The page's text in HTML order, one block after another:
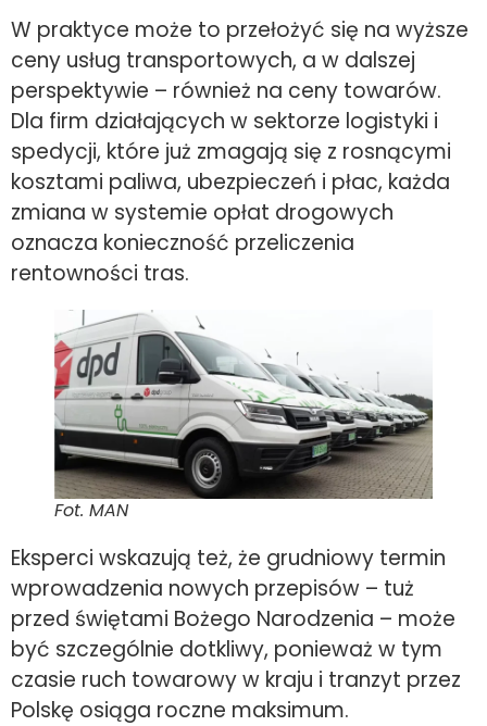
W praktyce może to przełożyć się na wyższe
ceny usług transportowych, a w dalszej
perspektywie – również na ceny towarów.
Dla firm działających w sektorze logistyki i
spedycji, które już zmagają się z rosnącymi
kosztami paliwa, ubezpieczeń i płac, każda
zmiana w systemie opłat drogowych
oznacza konieczność przeliczenia
rentowności tras.
Fot. MAN
Eksperci wskazują też, że grudniowy termin
wprowadzenia nowych przepisów – tuż
przed świętami Bożego Narodzenia – może
być szczególnie dotkliwy, ponieważ w tym
czasie ruch towarowy w kraju i tranzyt przez
Polskę osiąga roczne maksimum.